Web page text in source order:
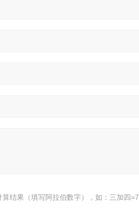
算结果（填写阿拉伯数字），如：三加四=7